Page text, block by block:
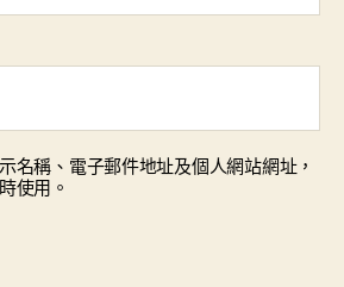
名稱、電子郵件地址及個人網站網址，
使用。